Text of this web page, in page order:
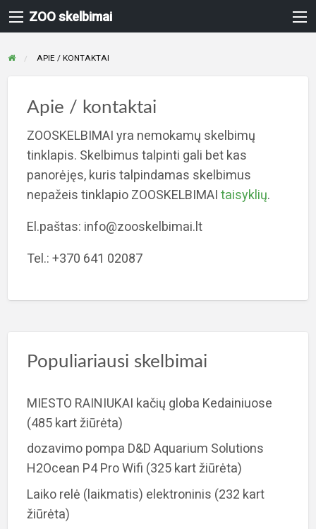
ZOO skelbimai
APIE / KONTAKTAI
Apie / kontaktai
ZOOSKELBIMAI yra nemokamų skelbimų
tinklapis. Skelbimus talpinti gali bet kas
panorėjęs, kuris talpindamas skelbimus
nepažeis tinklapio ZOOSKELBIMAI taisyklių.
El.paštas: info@zooskelbimai.lt
Tel.: +370 641 02087
Populiariausi skelbimai
MIESTO RAINIUKAI kačių globa Kedainiuose
(485 kart žiūrėta)
dozavimo pompa D&D Aquarium Solutions
H2Ocean P4 Pro Wifi (325 kart žiūrėta)
Laiko relė (laikmatis) elektroninis (232 kart
žiūrėta)